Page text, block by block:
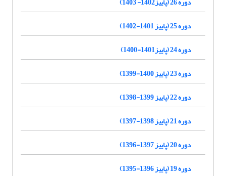
دوره 25 (پاییز 1401-1402)
دوره 24 (پاییز1401-1400)
دوره 23 (پاییز 1400-1399)
دوره 22 (پاییز 1399-1398)
دوره 21 (پاییز 1398-1397)
دوره 20 (پاییز 1397-1396)
دوره 19 (پاییز 1396-1395)